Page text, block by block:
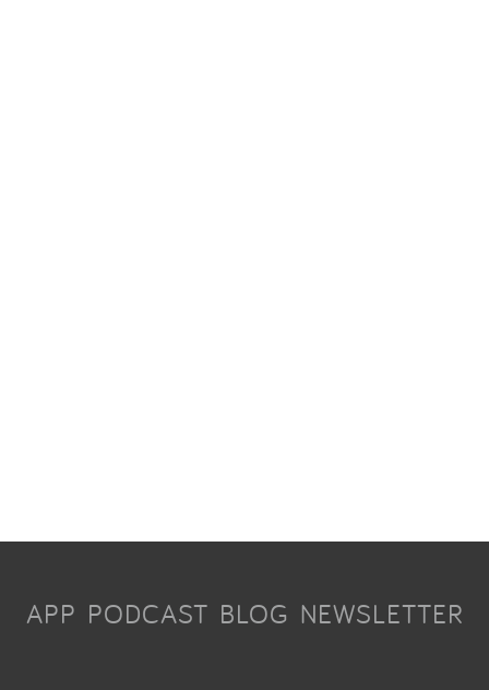
APP PODCAST BLOG NEWSLETTER